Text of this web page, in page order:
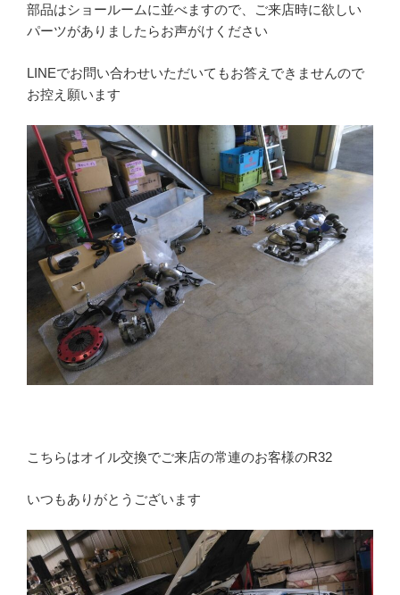
部品はショールームに並べますので、ご来店時に欲しい
パーツがありましたらお声がけください
LINEでお問い合わせいただいてもお答えできませんので
お控え願います
こちらはオイル交換でご来店の常連のお客様のR32
いつもありがとうございます